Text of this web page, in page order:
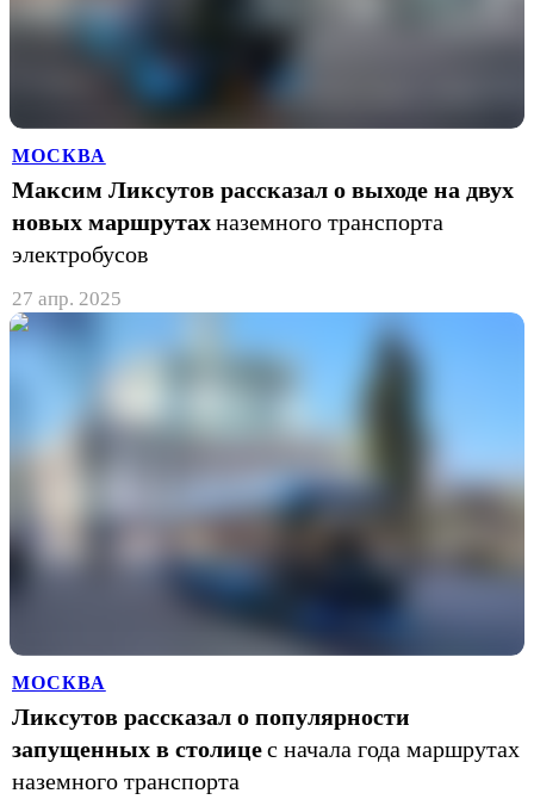
МОСКВА
Максим Ликсутов рассказал о выходе на двух
новых маршрутахназемного транспорта
электробусов
27 апр. 2025
МОСКВА
Ликсутов рассказал о популярности
запущенных в столицес начала года маршрутах
наземного транспорта